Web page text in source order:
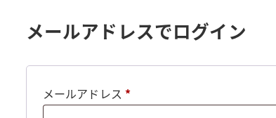
メールアドレスでログイン
メールアドレス *必